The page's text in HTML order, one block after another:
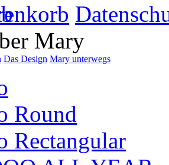
Mary
Das Design Mary unterwegs
Round
Rectangular